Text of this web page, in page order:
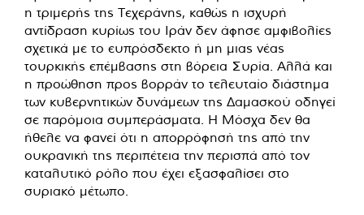
η τριμερής της Τεχεράνης, καθώς η ισχυρή
αντίδραση κυρίως του Ιράν δεν άφησε αμφιβολίες
σχετικά με το ευπρόσδεκτο ή μη μιας νέας
τουρκικής επέμβασης στη βόρεια Συρία. Αλλά και
η προώθηση προς βορράν το τελευταίο διάστημα
των κυβερνητικών δυνάμεων της Δαμασκού οδηγεί
σε παρόμοια συμπεράσματα. Η Μόσχα δεν θα
ήθελε να φανεί ότι η απορρόφησή της από την
ουκρανική της περιπέτεια την περισπά από τον
καταλυτικό ρόλο που έχει εξασφαλίσει στο
συριακό μέτωπο.